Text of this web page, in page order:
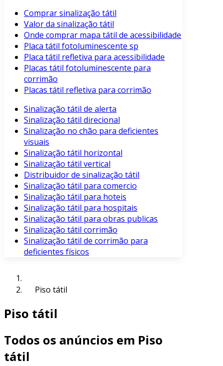
Comprar sinalização tátil
Valor da sinalização tátil
Onde comprar mapa tátil de acessibilidade
Placa tátil fotoluminescente sp
Placa tátil refletiva para acessibilidade
Placas tátil fotoluminescente para
corrimão
Placas tátil refletiva para corrimão
Sinalização tátil de alerta
Sinalização tátil direcional
Sinalização no chão para deficientes
visuais
Sinalização tátil horizontal
Sinalização tátil vertical
Distribuidor de sinalização tátil
Sinalização tátil para comercio
Sinalização tátil para hoteis
Sinalização tátil para hospitais
Sinalização tátil para obras publicas
Sinalização tátil corrimão
Sinalização tátil de corrimão para
deficientes físicos
Piso tátil
Piso tátil
Todos os anúncios em Piso
tátil